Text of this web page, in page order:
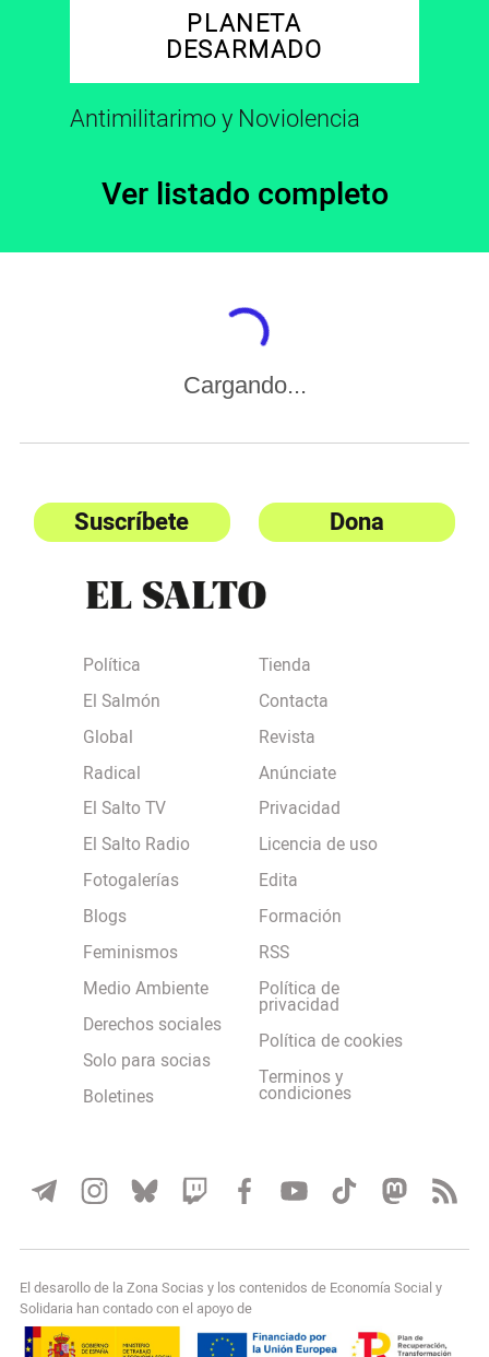
PLANETA
DESARMADO
Antimilitarimo y Noviolencia
Ver listado completo
Cargando...
Suscríbete Dona
Política
El Salmón
Global
Radical
El Salto TV
El Salto Radio
Fotogalerías
Blogs
Feminismos
Medio Ambiente
Derechos sociales
Solo para socias
Boletines
Tienda
Contacta
Revista
Anúnciate
Privacidad
Licencia de uso
Edita
Formación
RSS
Política de
privacidad
Política de cookies
Terminos y
condiciones
El desarollo de la Zona Socias y los contenidos de Economía Social y
Solidaria han contado con el apoyo de